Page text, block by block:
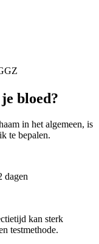
bloed?
in het algemeen, is
te bepalen.
dagen
kan sterk
testmethode.